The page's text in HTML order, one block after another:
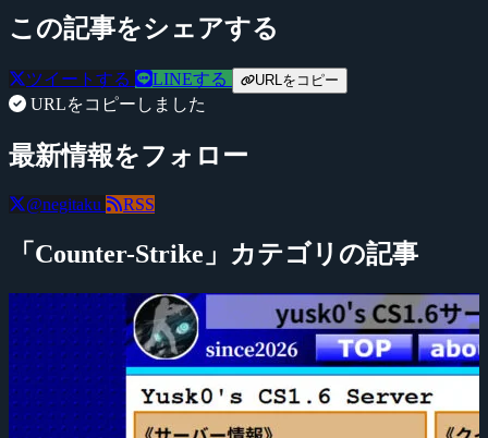
この記事をシェアする
ツイートする LINEする URLをコピー
URLをコピーしました
最新情報をフォロー
@negitaku RSS
「Counter-Strike」カテゴリの記事